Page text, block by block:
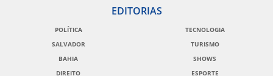
EDITORIAS
POLÍTICA
SALVADOR
BAHIA
DIREITO
TECNOLOGIA
TURISMO
SHOWS
ESPORTE